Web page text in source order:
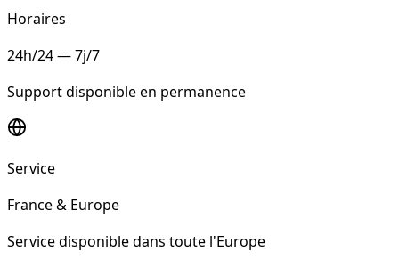
Horaires
24h/24 — 7j/7
Support disponible en permanence
Service
France & Europe
Service disponible dans toute l'Europe